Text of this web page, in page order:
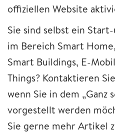
offiziellen Website
Sie sind selbst ein
im Bereich Smart
Smart Buildings, E-
Things? Kontaktieren
wenn Sie in dem „Ganz
vorgestellt werden
Sie gerne mehr Artikel